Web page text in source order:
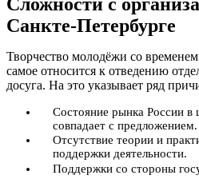
Санкте-Петербурге
Творчество молодёжи со
самое относится к отведению
досуга. На это указывает ряд
Состояние рынка России в
совпадает с предложением.
Отсутствие теории и
поддержки деятельности.
Поддержки со стороны